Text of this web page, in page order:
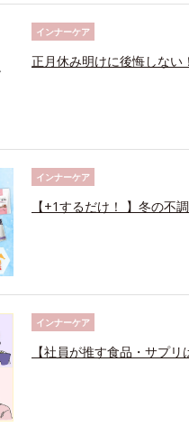
インナーケア
正月休み明けに後悔しない
インナーケア
【+1するだけ！ 】冬の不
インナーケア
【社員が推す食品・サプ